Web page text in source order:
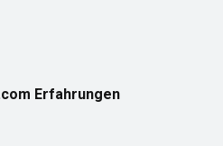
Erfahrungen